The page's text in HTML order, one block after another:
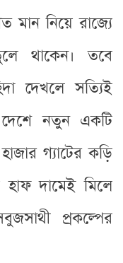
মান নিয়ে রাজ্যে
থাকেন। তবে
দেখলে সত্যিই
দেশে নতুন একটি
গ্যাটের কড়ি
দামেই মিলে
প্রকল্পের